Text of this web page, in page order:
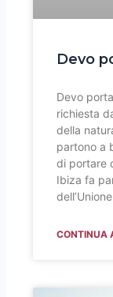
Devo
Devo
richiesta
della
partono a
di portare
Ibiza fa
CONTINUA